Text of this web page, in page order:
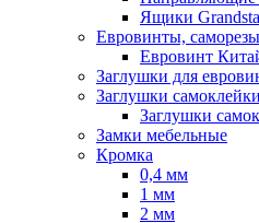
Ящики
Евровинты, саморезы
Евровинт
Заглушки для
Заглушки самоклейки
Заглушки
Замки мебельные
Кромка
0,4 мм
1 мм
2 мм